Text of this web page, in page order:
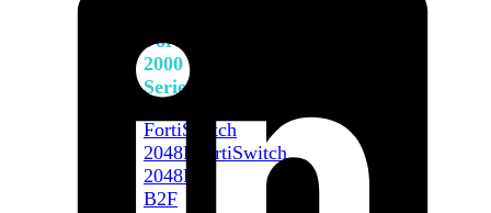
FortiSwitch
2000
Series
FortiSwitch
2048F
FortiSwitch
2048F-
B2F